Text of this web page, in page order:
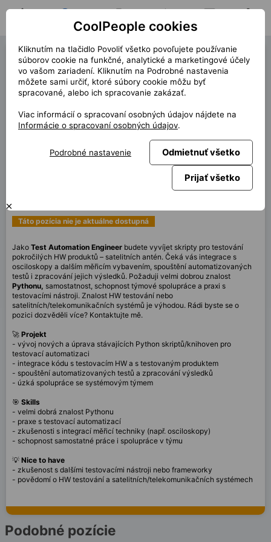
Hľadať pozíciu Moja pozícia Notifikácie
Test Automation Engineer
(40440)
« späť
Miesto
Brno
Kontrakt cez CP
Táto pozícia nie je aktuálne dostupná
Jako Test Automation Engineer budete vyvíjet skripty pro testování
pokročilých HW produktů – satelitních antén. Čeká vás integrace s
osciloskopy a dalším měřicím vybavením, spouštění automatizovaných
testů i zpracování jejich výsledků. Požaduji velmi dobrou znalost
Pythonu, samostatnost, schopnost týmové spolupráce a praxi s
testovacími nástroji. Znalost HW testování nebo
satelitních/telekomunikačních systémů je výhodou. Rádi byste se o
pozici dozvěděli více? Kontaktujte mě.
🚀 Projekt
- vývoj nových a úprava stávajících Python skriptů/knihoven pro
testovací automatizaci
- integrace kódu s testovacím HW a s testovaným produktem
- spouštění automatizovaných testů a zpracování výsledků
- úzká spolupráce se systémovým týmem
🎯 Skills
- velmi dobrá znalost Pythonu
- praxe s testovací automatizací
- zkušenosti s integrací měřicí techniky (např. osciloskopy)
- schopnost samostatné práce i spolupráce v týmu
💡 Nice to have
- zkušenost s dalšími testovacími nástroji nebo frameworky
- povědomí o HW testování a satelitních/telekomunikačních systémech
Podobné pozície
CoolPeople cookies
Kliknutím na tlačidlo Povoliť všetko povoľujete používanie
súborov cookie na funkčné, analytické a marketingové účely
vo vašom zariadení. Kliknutím na Podrobné nastavenia
môžete sami určiť, ktoré súbory cookie môžu byť
spracované, alebo ich spracovanie zakázať.
Viac informácií o spracovaní osobných údajov nájdete na
Informácie o spracovaní osobných údajov.
Podrobné nastavenie Odmietnuť všetko
Prijať všetko